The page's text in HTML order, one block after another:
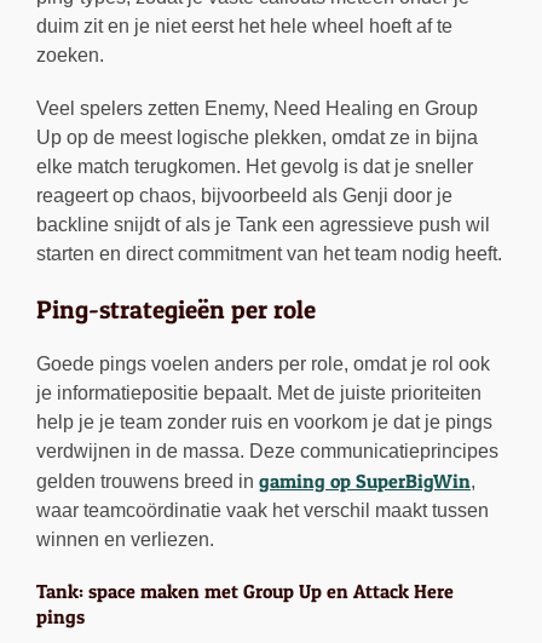
duim zit en je niet eerst het hele wheel hoeft af te
zoeken.
Veel spelers zetten Enemy, Need Healing en Group
Up op de meest logische plekken, omdat ze in bijna
elke match terugkomen. Het gevolg is dat je sneller
reageert op chaos, bijvoorbeeld als Genji door je
backline snijdt of als je Tank een agressieve push wil
starten en direct commitment van het team nodig heeft.
Ping-strategieën per role
Goede pings voelen anders per role, omdat je rol ook
je informatiepositie bepaalt. Met de juiste prioriteiten
help je je team zonder ruis en voorkom je dat je pings
verdwijnen in de massa. Deze communicatieprincipes
gelden trouwens breed in gaming op SuperBigWin,
waar teamcoördinatie vaak het verschil maakt tussen
winnen en verliezen.
Tank: space maken met Group Up en Attack Here
pings